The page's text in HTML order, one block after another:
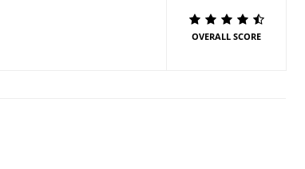
OVERALL SCORE